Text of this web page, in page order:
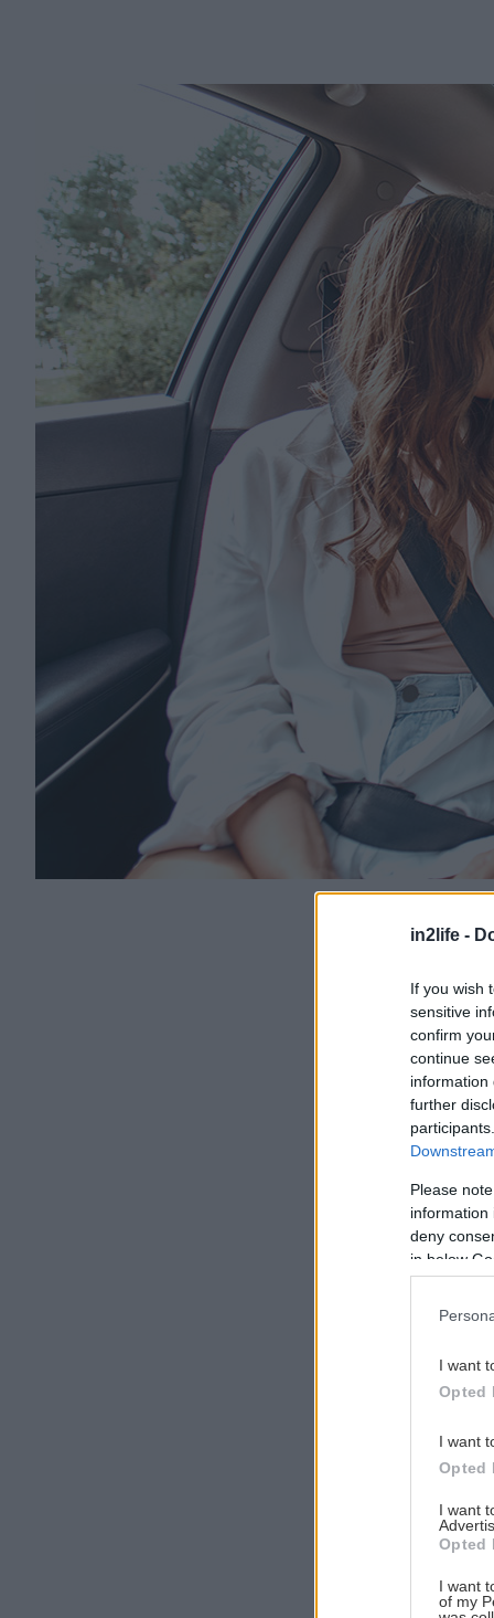
in2life -
If you wish
sensitive
confirm
continue
information
further
Please
information
deny
in below
I want
Opted
I want
Opted
I want
Opted
I want
of my